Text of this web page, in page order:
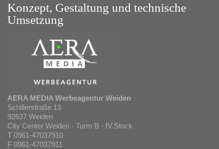
Konzept, Gestaltung und technische
Umsetzung
AERA MEDIA Werbeagentur Weiden
Schillerstraße 13
92637 Weiden
City Center Weiden - Turm B - IV.Stock
T 0961-47037910
F 0961-47037911